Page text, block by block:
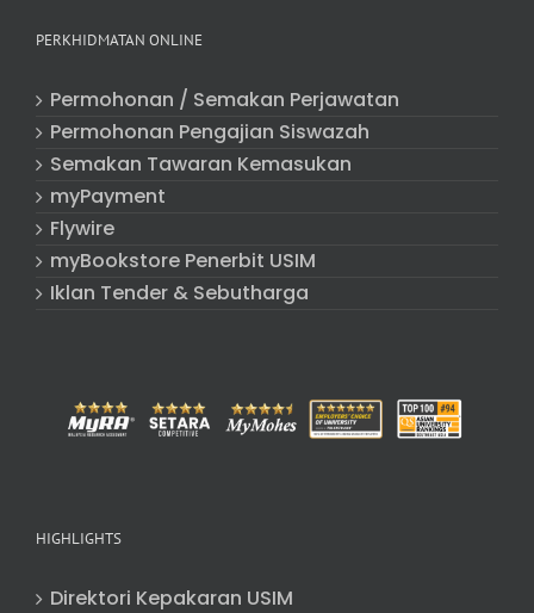
PERKHIDMATAN ONLINE
Permohonan / Semakan Perjawatan
Permohonan Pengajian Siswazah
Semakan Tawaran Kemasukan
myPayment
Flywire
myBookstore Penerbit USIM
Iklan Tender & Sebutharga
HIGHLIGHTS
Direktori Kepakaran USIM